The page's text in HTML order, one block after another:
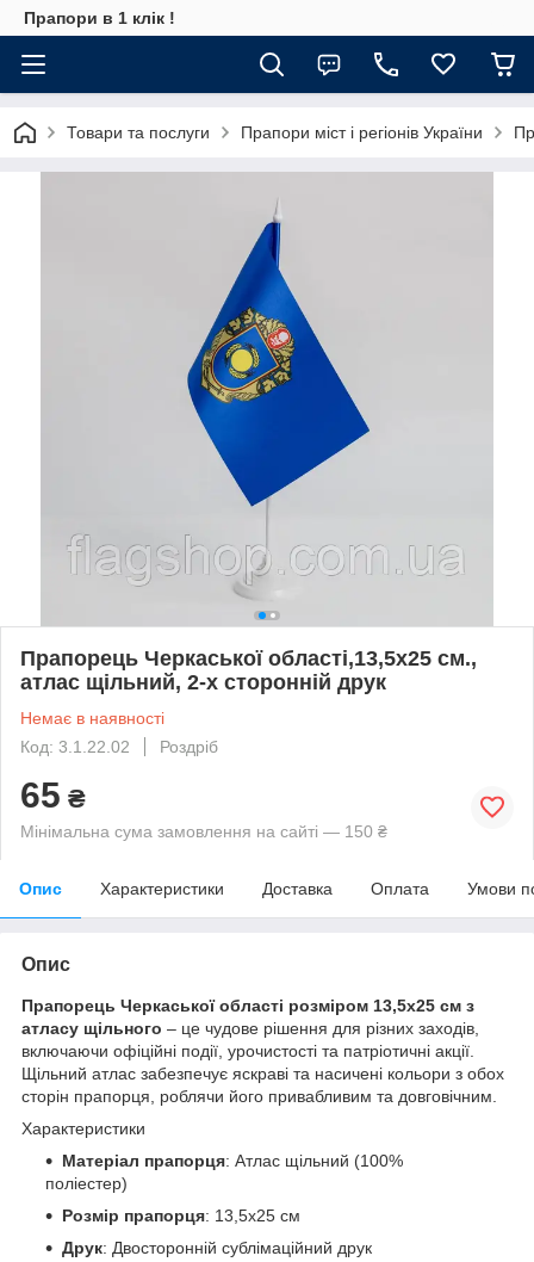
Прапори в 1 клік !
Товари та послуги Прапори міст і регіонів України
Прапорець Черкаської області,13,5х25 см.,
атлас щільний, 2-х сторонній друк
Немає в наявності
Код: 3.1.22.02
Роздріб
65 ₴
Мінімальна сума замовлення на сайті — 150 ₴
Опис Характеристики Доставка Оплата Умови
Опис
Прапорець Черкаської області розміром 13,5х25 см з
атласу щільного – це чудове рішення для різних заходів,
включаючи офіційні події, урочистості та патріотичні акції.
Щільний атлас забезпечує яскраві та насичені кольори з обох
сторін прапорця, роблячи його привабливим та довговічним.
Характеристики
Матеріал прапорця: Атлас щільний (100%
поліестер)
Розмір прапорця: 13,5х25 см
Друк: Двосторонній сублімаційний друк